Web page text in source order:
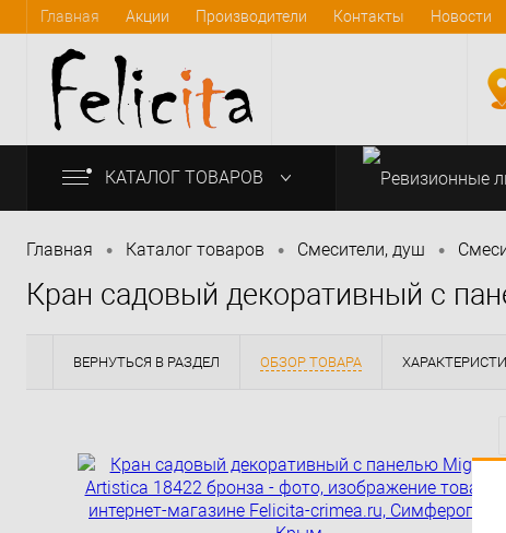
Главная Акции Производители Контакты Новости
info@felicita-crimea.ru
КАТАЛОГ ТОВАРОВ
Главная • Каталог товаров • Смесители, душ •
Кран садовый декоративный с
ВЕРНУТЬСЯ В РАЗДЕЛ ОБЗОР ТОВАРА